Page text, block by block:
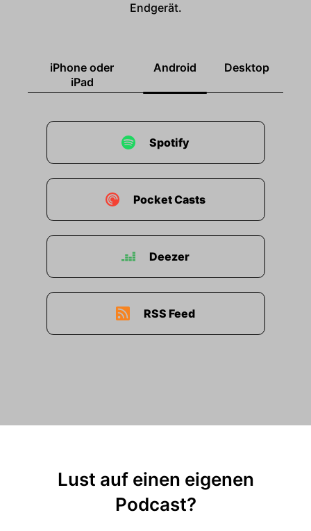
Endgerät.
iPhone oder
iPad
Android Desktop
Spotify
Pocket Casts
Deezer
RSS Feed
Lust auf einen eigenen
Podcast?